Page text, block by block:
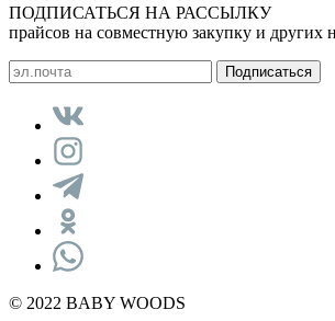
ПОДПИСАТЬСЯ НА РАССЫЛКУ
прайсов на совместную закупку и других
© 2022 BABY WOODS